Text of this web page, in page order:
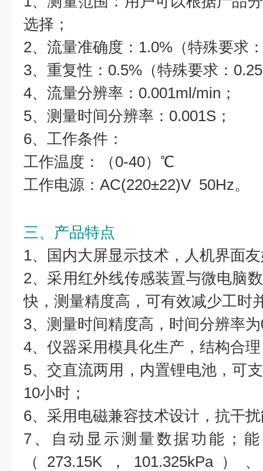
选择；
2、流量准确度：1.0%（特殊要求
3、重复性：0.5%（特殊要求：
4、流量分辨率：0.001ml/min；
5、测量时间分辨率：0.001S；
6、工作条件：
工作温度：（0-40）℃
工作电源：AC(220±22)V 50Hz。
三、产品特点
1、国内大屏显示技术，人机界面
2、采用红外线传感装置与微电脑
快，测量精度高，可有效减少工时
3、测量时间精度高，时间分辨率
4、仪器采用模具化生产，结构合
5、交直流两用，内置锂电池，可
10小时；
6、采用电磁兼容技术设计，抗干
7、自动显示测量数据功能；
（273.15K，101.325kPa）